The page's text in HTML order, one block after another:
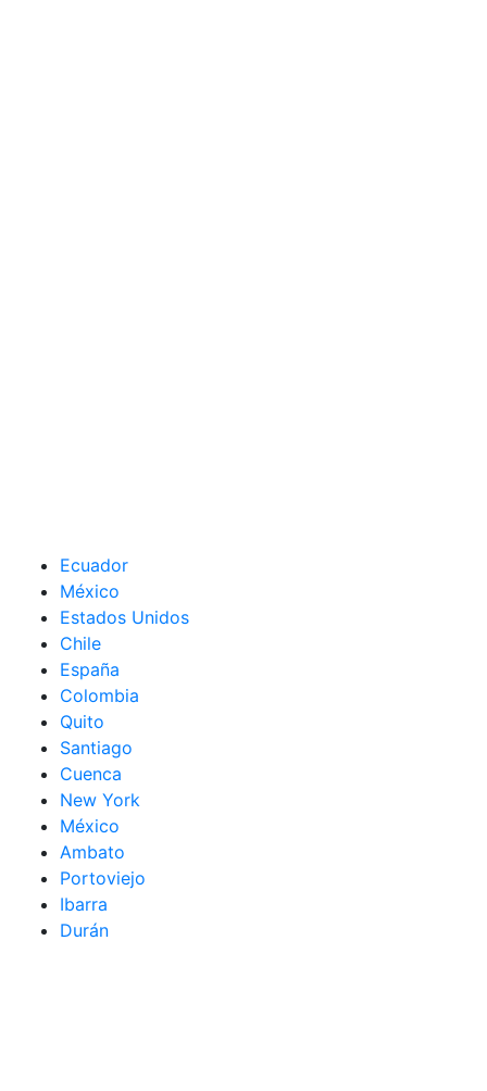
Ecuador
México
Estados Unidos
Chile
España
Colombia
Quito
Santiago
Cuenca
New York
México
Ambato
Portoviejo
Ibarra
Durán